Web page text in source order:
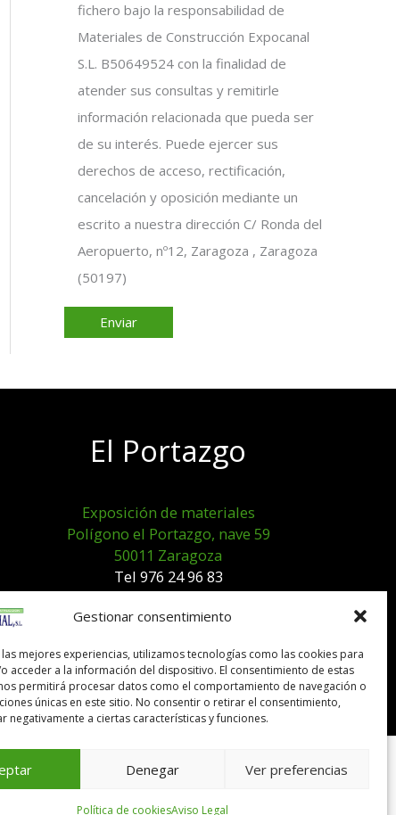
Gestionar consentimiento
mejores experiencias, utilizamos tecnologías como las cookies para
acceder a la información del dispositivo. El consentimiento de estas
permitirá procesar datos como el comportamiento de navegación o
únicas en este sitio. No consentir o retirar el consentimiento,
negativamente a ciertas características y funciones.
Denegar Ver preferencias
Política de cookiesAviso Legal
fichero bajo la responsabilidad de
Materiales de Construcción Expocanal
S.L. B50649524 con la finalidad de
atender sus consultas y remitirle
información relacionada que pueda ser
de su interés. Puede ejercer sus
derechos de acceso, rectificación,
cancelación y oposición mediante un
escrito a nuestra dirección C/ Ronda del
Aeropuerto, nº12, Zaragoza , Zaragoza
(50197)
El Portazgo
Exposición de materiales
Polígono el Portazgo, nave 59
50011 Zaragoza
Tel 976 24 96 83
exposicion@expocanal.es
Aviso Legal
Política de cookies